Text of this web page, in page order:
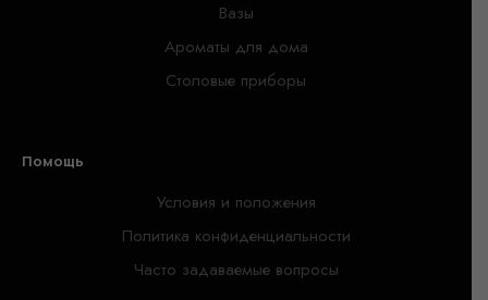
Вазы
Ароматы для дома
Столовые приборы
Помощь
Условия и положения
Политика конфиденциальности
Часто задаваемые вопросы